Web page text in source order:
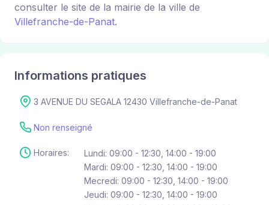
consulter le site de la mairie de la ville de
Villefranche-de-Panat.
Informations pratiques
3 AVENUE DU SEGALA 12430 Villefranche-de-Panat
Non renseigné
Horaires:
Lundi: 09:00 - 12:30, 14:00 - 19:00
Mardi: 09:00 - 12:30, 14:00 - 19:00
Mecredi: 09:00 - 12:30, 14:00 - 19:00
Jeudi: 09:00 - 12:30, 14:00 - 19:00